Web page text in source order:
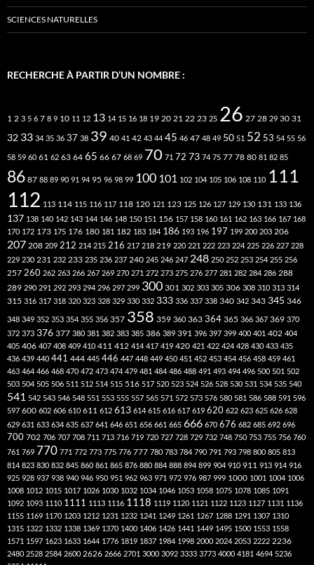
SCIENCES NATURELLES
RECHERCHE À PARTIR D’UN NOMBRE :
1 2 3 5 6 7 8 9 10 11 12 13 14 15 16 18 19 20 21 22 23 25 26 27 28 29 30 31
32 33 34 35 36 37 38 39 40 41 42 43 44 45 46 47 48 49 50 51 52 53 54 55 56
58 59 60 61 62 63 64 65 66 67 68 69 70 71 72 73 74 75 77 78 80 81 82 85
86 87 88 89 90 91 94 95 96 98 99 100 101 102 104 105 106 108 110 111
112 113 114 115 116 117 118 120 121 123 125 126 127 129 130 131 133 136
137 138 140 142 143 144 146 148 150 151 156 157 158 160 161 162 163 166 167 168
170 172 173 175 176 180 181 182 183 184 186 193 196 197 199 200 203 206
207 208 209 212 214 215 216 217 218 219 220 221 222 223 224 225 226 227 228
229 230 231 232 233 235 236 237 240 245 246 247 248 250 252 253 254 255 256
257 260 262 263 266 267 269 270 271 272 273 275 276 277 281 282 284 286 288
289 290 291 292 293 294 296 297 299 300 301 302 303 305 306 308 310 313 314
315 316 317 318 320 323 328 329 330 332 333 336 337 338 340 342 343 345 346
348 349 352 353 354 355 356 357 358 359 360 363 364 365 366 367 369 370
372 373 376 377 380 381 382 383 385 386 389 391 396 397 399 400 401 402 404
405 406 407 408 409 410 411 412 414 417 419 420 421 422 424 428 430 433 435
436 439 440 441 444 445 446 447 448 449 450 451 452 453 454 456 458 459 461
463 464 466 468 470 472 473 474 479 481 484 486 488 491 493 494 496 500 501 502
503 504 505 506 511 512 514 515 516 517 520 523 524 526 528 530 531 534 535 540
541 542 543 546 548 551 553 555 557 565 571 572 573 576 580 581 586 588 591 596
597 600 602 606 610 611 612 613 614 615 616 617 619 620 622 623 625 626 628
629 631 633 634 635 637 641 646 651 656 661 665 666 670 676 682 685 692 696
700 702 706 707 708 711 713 716 719 720 727 728 729 732 748 750 753 755 756 760
761 769 770 771 772 773 775 776 777 780 783 784 790 791 793 798 800 805 813
814 823 830 832 845 860 861 865 876 880 884 888 894 899 904 910 911 913 914 916
925 928 937 938 940 946 950 951 962 963 971 972 976 987 999 1000 1001 1004 1006
1008 1012 1015 1017 1026 1030 1032 1034 1046 1053 1058 1075 1078 1085 1091
1092 1093 1110 1111 1113 1116 1118 1119 1120 1121 1122 1123 1127 1131 1136
1155 1169 1170 1203 1212 1231 1232 1241 1249 1261 1267 1288 1291 1307 1310
1315 1322 1332 1338 1369 1370 1400 1406 1426 1441 1449 1495 1500 1553 1558
1571 1597 1623 1633 1644 1776 1819 1837 1984 1998 2000 2024 2053 2222 2236
2480 2528 2584 2600 2626 2666 2701 3000 3092 3333 3773 4000 4181 4694 5236